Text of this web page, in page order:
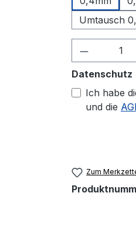
Umtausch
Produkt
Datenschutz
Ich habe
und die
Zum